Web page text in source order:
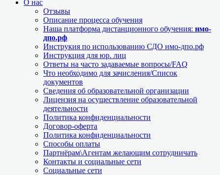
О нас
Отзывы
Описание процесса обучения
Наша платформа дистанционного обучения: нмо-
дпо.рф
Инструкия по использованию СДО нмо-дпо.рф
Инструкция для юр. лиц
Ответы на часто задаваемые вопросы/FAQ
Что необходимо для зачисления/Список
документов
Сведения об образовательной организации
Лицензия на осуществление образовательной
деятельности
Политика конфиденциальности
Договор-оферта
Политика конфиденциальности
Способы оплаты
Партнёрам\Агентам желающим сотрудничать
Контакты и социальные сети
Социальные сети